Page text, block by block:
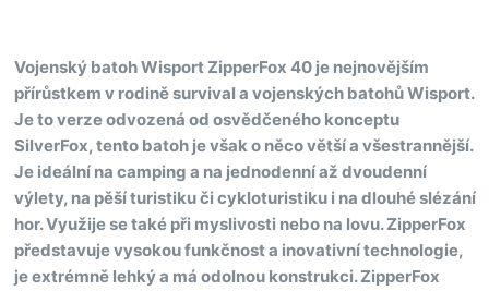
Vojenský batoh Wisport ZipperFox 40 je nejnovějším
přírůstkem v rodině survival a vojenských batohů Wisport.
Je to verze odvozená od osvědčeného konceptu
SilverFox, tento batoh je však o něco větší a všestrannější.
Je ideální na camping a na jednodenní až dvoudenní
výlety, na pěší turistiku či cykloturistiku i na dlouhé slézání
hor. Využije se také při myslivosti nebo na lovu. ZipperFox
představuje vysokou funkčnost a inovativní technologie,
je extrémně lehký a má odolnou konstrukci. ZipperFox